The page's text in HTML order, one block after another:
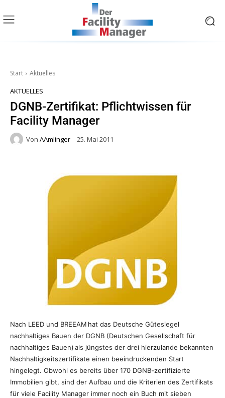
Start Aktuelles
AKTUELLES
DGNB-Zertifikat: Pflichtwissen für
Facility Manager
Von AAmlinger 25. Mai 2011
Nach LEED und BREEAM hat das Deutsche Gütesiegel
nachhaltiges Bauen der DGNB (Deutschen Gesellschaft für
nachhaltiges Bauen)als jüngstes der drei hierzulande bekannten
Nachhaltigkeitszertifikate einen beeindruckenden Start
hingelegt. Obwohl es bereits über 170 DGNB-zertifizierte
Immobilien gibt, sind der Aufbau und die Kriterien des Zertifikats
für viele Facility Manager immer noch ein Buch mit sieben